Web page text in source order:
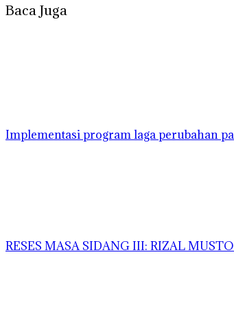
Baca Juga
Implementasi program laga perubahan
RESES MASA SIDANG III: RIZAL